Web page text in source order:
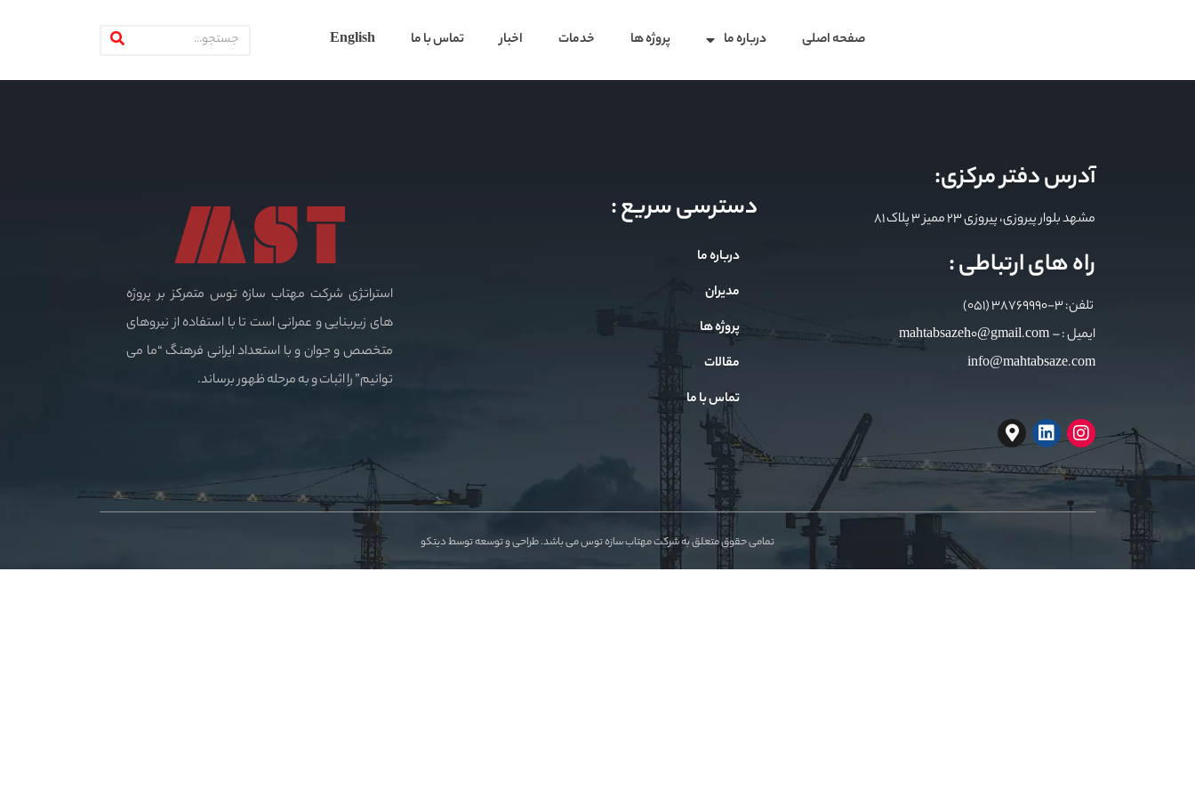
صفحه اصلی درباره ما پروژه ها خدمات اخبار تماس با ما English
آدرس دفتر مرکزی:
مشهد بلوار پیروزی، پیروزی 23 ممیز 3 پلاک 81
راه های ارتباطی :
تلفن: 3-38769990 (051)
ایمیل : mahtabsazeh0@gmail.com –
info@mahtabsaze.com
دسترسی سریع :
درباره ما
مدیران
پروژه ها
مقالات
تماس با ما
استراتژی شرکت مهتاب سازه توس متمرکز بر پروژه
های زیربنایی و عمرانی است تا با استفاده از نیروهای
متخصص و جوان و با استعداد ایرانی فرهنگ “ما می
توانیم” را اثبات و به مرحله ظهور برساند.
تمامی حقوق متعلق به شرکت مهتاب سازه توس می باشد.طراحی و توسعه توسط دیتکو